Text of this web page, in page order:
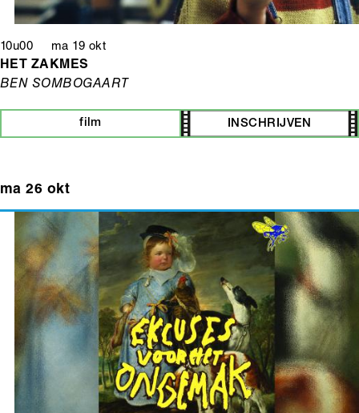
10u00 ma 19 okt
HET ZAKMES
BEN SOMBOGAART
film INSCHRIJVEN
ma 26 okt